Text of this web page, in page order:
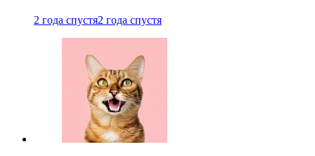
2 года спустя2 года спустя